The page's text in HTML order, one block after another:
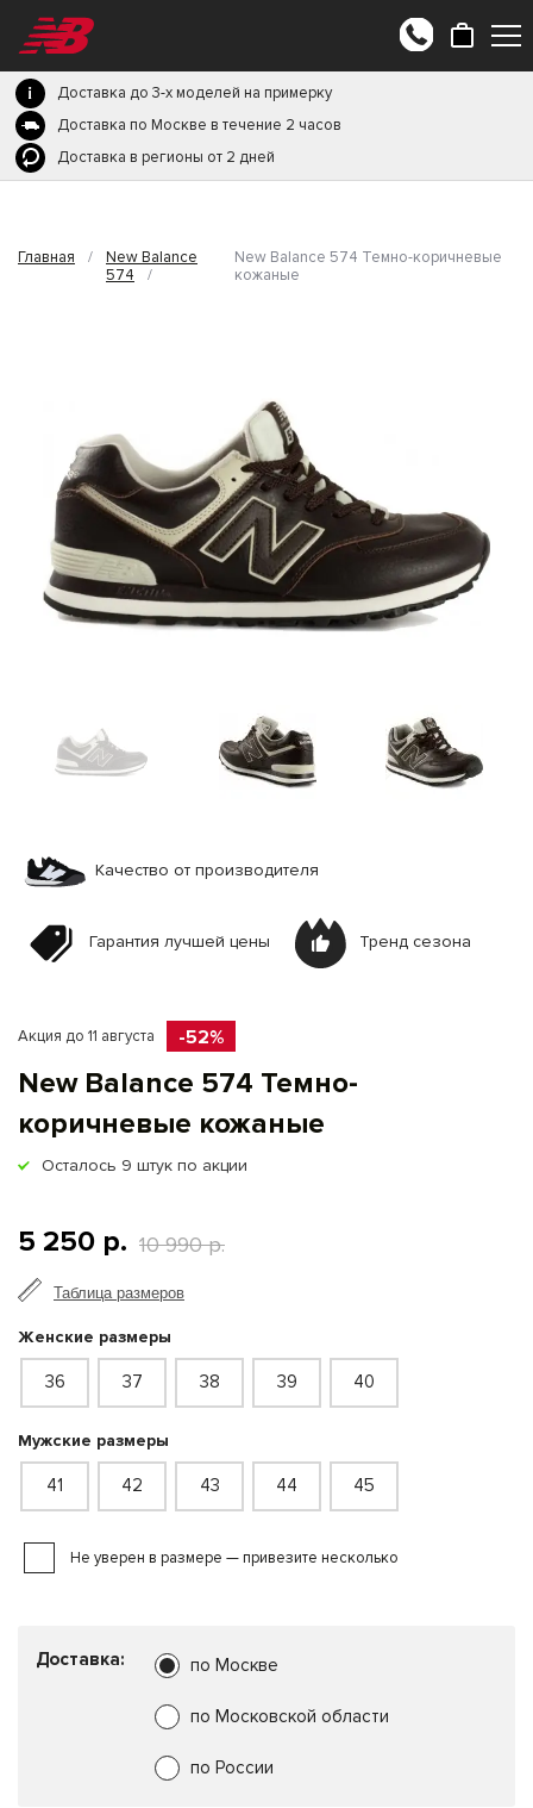
Доставка до 3-х моделей на примерку
Доставка по Москве в течение 2 часов
Доставка в регионы от 2 дней
Главная /
New Balance
574
/
New Balance 574 Темно-коричневые
кожаные
Качество от производителя
Гарантия лучшей цены Тренд сезона
Акция до 11 августа -52%
New Balance 574 Темно-
коричневые кожаные
Осталось 9 штук по акции
5 250 р. 10 990 р.
Таблица размеров
Женские размеры
36 37 38 39 40
Мужские размеры
41 42 43 44 45
Не уверен в размере — привезите несколько
Доставка: по Москве
по Московской области
по России